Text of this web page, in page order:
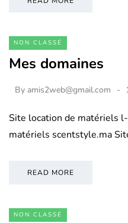
NON CLASSÉ
Mes domaines
By amis2web@gmail.com
Site location de matériels
matériels scentstyle.ma
READ MORE
NON CLASSÉ